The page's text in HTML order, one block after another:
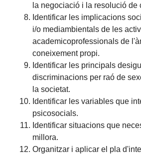
la negociació i la resolució de
Identificar les implicacions
i/o mediambientals de les
academicoprofessionals de
coneixement propi.
Identificar les principals
discriminacions per raó de
la societat.
Identificar les variables que
psicosocials.
Identificar situacions que
millora.
Organitzar i aplicar el pla